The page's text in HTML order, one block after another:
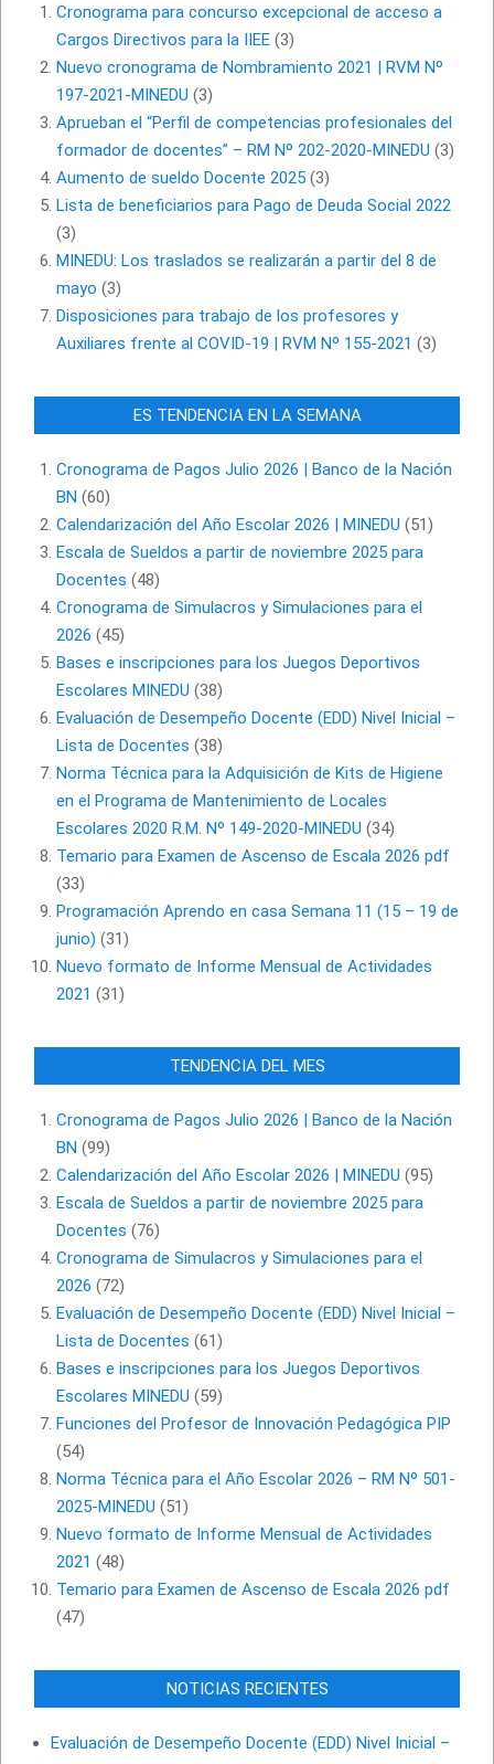
Cronograma para concurso excepcional de acceso a
Cargos Directivos para la IIEE (3)
Nuevo cronograma de Nombramiento 2021 | RVM Nº
197-2021-MINEDU (3)
Aprueban el “Perfil de competencias profesionales del
formador de docentes” – RM Nº 202-2020-MINEDU (3)
Aumento de sueldo Docente 2025 (3)
Lista de beneficiarios para Pago de Deuda Social 2022
(3)
MINEDU: Los traslados se realizarán a partir del 8 de
mayo (3)
Disposiciones para trabajo de los profesores y
Auxiliares frente al COVID-19 | RVM Nº 155-2021 (3)
ES TENDENCIA EN LA SEMANA
Cronograma de Pagos Julio 2026 | Banco de la Nación
BN (60)
Calendarización del Año Escolar 2026 | MINEDU (51)
Escala de Sueldos a partir de noviembre 2025 para
Docentes (48)
Cronograma de Simulacros y Simulaciones para el
2026 (45)
Bases e inscripciones para los Juegos Deportivos
Escolares MINEDU (38)
Evaluación de Desempeño Docente (EDD) Nivel Inicial –
Lista de Docentes (38)
Norma Técnica para la Adquisición de Kits de Higiene
en el Programa de Mantenimiento de Locales
Escolares 2020 R.M. Nº 149-2020-MINEDU (34)
Temario para Examen de Ascenso de Escala 2026 pdf
(33)
Programación Aprendo en casa Semana 11 (15 – 19 de
junio) (31)
Nuevo formato de Informe Mensual de Actividades
2021 (31)
TENDENCIA DEL MES
Cronograma de Pagos Julio 2026 | Banco de la Nación
BN (99)
Calendarización del Año Escolar 2026 | MINEDU (95)
Escala de Sueldos a partir de noviembre 2025 para
Docentes (76)
Cronograma de Simulacros y Simulaciones para el
2026 (72)
Evaluación de Desempeño Docente (EDD) Nivel Inicial –
Lista de Docentes (61)
Bases e inscripciones para los Juegos Deportivos
Escolares MINEDU (59)
Funciones del Profesor de Innovación Pedagógica PIP
(54)
Norma Técnica para el Año Escolar 2026 – RM Nº 501-
2025-MINEDU (51)
Nuevo formato de Informe Mensual de Actividades
2021 (48)
Temario para Examen de Ascenso de Escala 2026 pdf
(47)
NOTICIAS RECIENTES
Evaluación de Desempeño Docente (EDD) Nivel Inicial –